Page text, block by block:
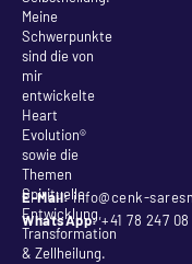
Meine
Schwerpunkte
sind die von
mir
entwickelte
Heart
Evolution®
sowie die
Themen
Spirituelle
Entwicklung,
Transformation
& Zellheilung.
E-Mail:info@cenk-
WhatsApp:+41 78 247 08